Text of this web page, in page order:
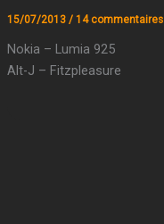
15/07/2013 / 14 commentaires
Nokia – Lumia 925
Alt-J – Fitzpleasure